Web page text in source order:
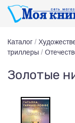
Каталог /
триллеры /
Золотые